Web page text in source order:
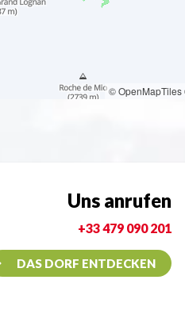
© OpenMapTiles
Uns anrufen
+33 479 090 201
DAS DORF ENTDECKEN